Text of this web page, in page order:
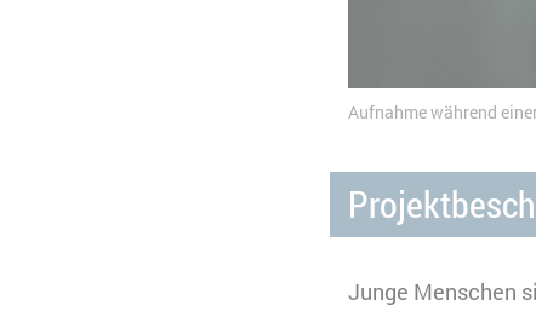
Aufnahme während
Junge Menschen